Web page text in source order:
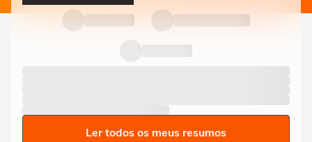
Ler todos os meus resumos